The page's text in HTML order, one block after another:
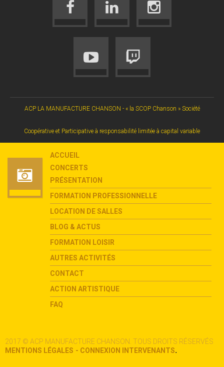
ACP LA MANUFACTURE CHANSON - « la SCOP Chanson » Société
Coopérative et Participative à responsabilité limitée à capital variable
ACCUEIL
CONCERTS
PRÉSENTATION
FORMATION PROFESSIONNELLE
LOCATION DE SALLES
BLOG & ACTUS
FORMATION LOISIR
AUTRES ACTIVITÉS
CONTACT
ACTION ARTISTIQUE
FAQ
2017 © ACP MANUFACTURE CHANSON. TOUS DROITS RÉSERVÉS
MENTIONS LÉGALES - CONNEXION INTERVENANTS.